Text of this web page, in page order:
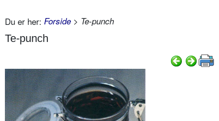
Du er her: Forside > Te-punch
Te-punch